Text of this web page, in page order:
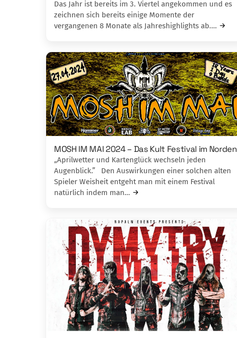
Das Jahr ist bereits im 3. Viertel angekommen und es
zeichnen sich bereits einige Momente der
vergangenen 8 Monate als Jahreshighlights ab.…
MOSH IM MAI 2024 – Das Kult Festival im Norden
„Aprilwetter und Kartenglück wechseln jeden
Augenblick.” Den Auswirkungen einer solchen alten
Spieler Weisheit entgeht man mit einem Festival
natürlich indem man…